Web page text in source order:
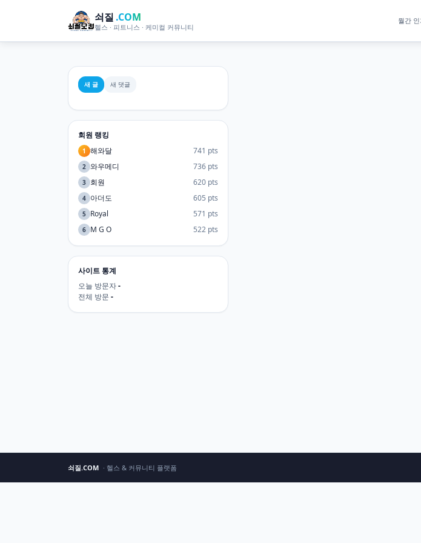
쇠질 .COM
헬스 · 피트니스 · 케미컬 커뮤니티
월간 인
새 글 새 댓글
회원 랭킹
1 해와달 741 pts
2 와우메디 736 pts
3 회원 620 pts
4 아더도 605 pts
5 Royal 571 pts
6 M G O 522 pts
사이트 통계
오늘 방문자-
전체 방문 -
쇠질.COM · 헬스 & 커뮤니티 플랫폼